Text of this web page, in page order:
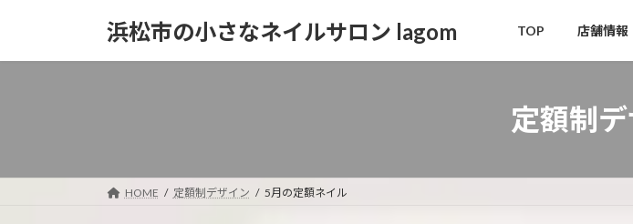
浜松市の小さなネイルサロン lagom TOP 店舗情報
定額制
HOME 定額制デザイン 5月の定額ネイル